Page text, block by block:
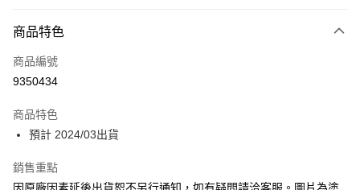
Apple Pay
Google Pay
大哥付你分期
相關說明
【大哥付你分期使用說明】
1.本服務由台灣大哥大提供，台灣大哥大用戶可立即使用無須另外申請。
ATM付款
商品特色
商品編號
9350434
商品特色
預計 2024/03出貨
銷售重點